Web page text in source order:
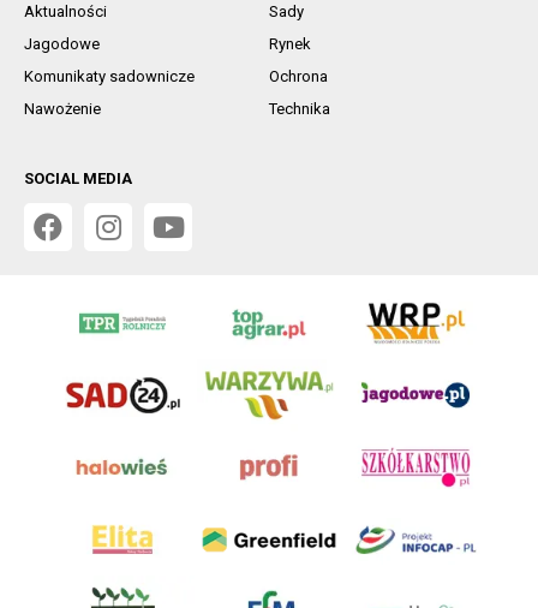
Aktualności
Sady
Jagodowe
Rynek
Komunikaty sadownicze
Ochrona
Nawożenie
Technika
SOCIAL MEDIA